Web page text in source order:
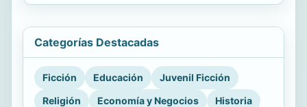
Categorías Destacadas
Ficción Educación
Juvenil Ficción
Religión
Economía y Negocios
Historia